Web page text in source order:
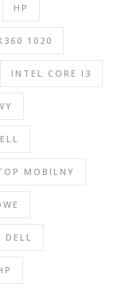
HP
1020
INTEL CORE I3
MOBILNY
DELL